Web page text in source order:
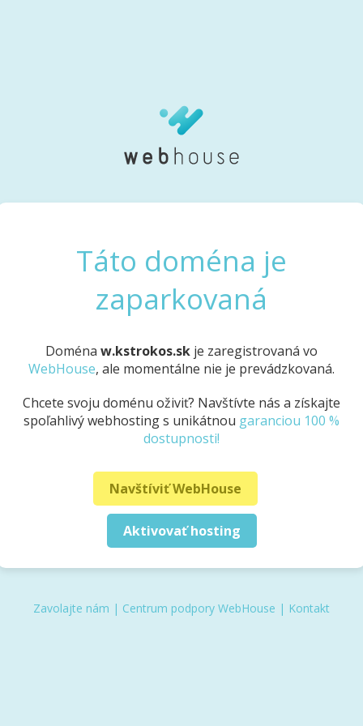
Táto doména je
zaparkovaná
Doména w.kstrokos.sk je zaregistrovaná vo
WebHouse, ale momentálne nie je prevádzkovaná.
Chcete svoju doménu oživiť? Navštívte nás a získajte
spoľahlivý webhosting s unikátnou garanciou 100 %
dostupnosti!
Navštíviť WebHouse
Aktivovať hosting
Zavolajte nám | Centrum podpory WebHouse | Kontakt